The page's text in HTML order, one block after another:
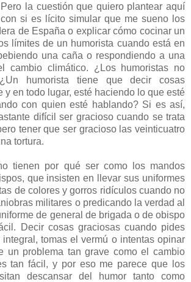
la cuestión que quiero plantear aquí
si es lícito simular que me sueno los
de España o explicar cómo cocinar un
límites de un humorista cuando está en
una caña o respondiendo a una
cambio climático. ¿Los humoristas no
humorista tiene que decir cosas
y en todo lugar, esté haciendo lo que esté
con quien esté hablando? Si es así,
difícil ser gracioso cuando se trata
tener que ser gracioso las veinticuatro
tortura.
tienen por qué ser como los mandos
que insisten en llevar sus uniformes
de colores y gorros ridículos cuando no
militares o predicando la verdad al
de general de brigada o de obispo
Decir cosas graciosas cuando pides
tomas el vermú o intentas opinar
un problema tan grave como el cambio
tan fácil, y por eso me parece que los
descansar del humor tanto como